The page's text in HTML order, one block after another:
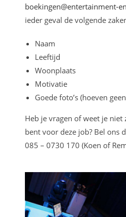
boekingen@entertainment-
ieder geval de volgende
Naam
Leeftijd
Woonplaats
Motivatie
Goede foto’s (hoeven
Heb je vragen of weet je niet
bent voor deze job? Bel ons
085 – 0730 170 (Koen of